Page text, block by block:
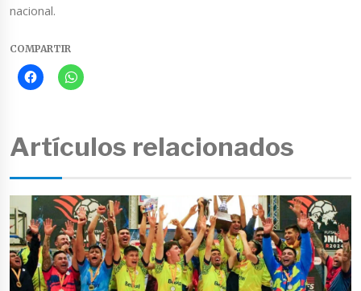
nacional.
COMPARTIR
Artículos relacionados